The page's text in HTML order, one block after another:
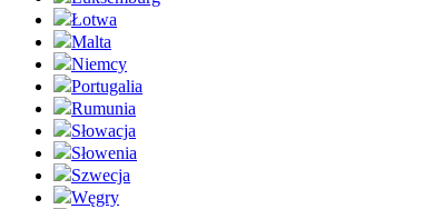
Łotwa
Malta
Niemcy
Portugalia
Rumunia
Słowacja
Słowenia
Szwecja
Węgry